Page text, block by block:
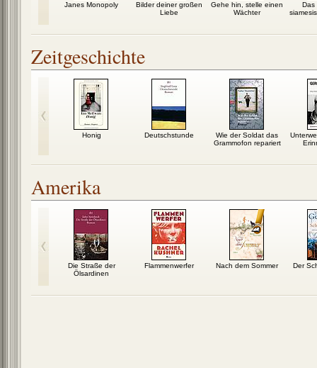
Janes Monopoly
Bilder deiner großen
Liebe
Gehe hin, stelle einen
Wächter
Das
Zeitgeschichte
Honig Deutschstunde
Wie der Soldat das
Grammofon repariert
Amerika
Die Straße der
Ölsardinen
Flammenwerfer Nach dem Sommer Der